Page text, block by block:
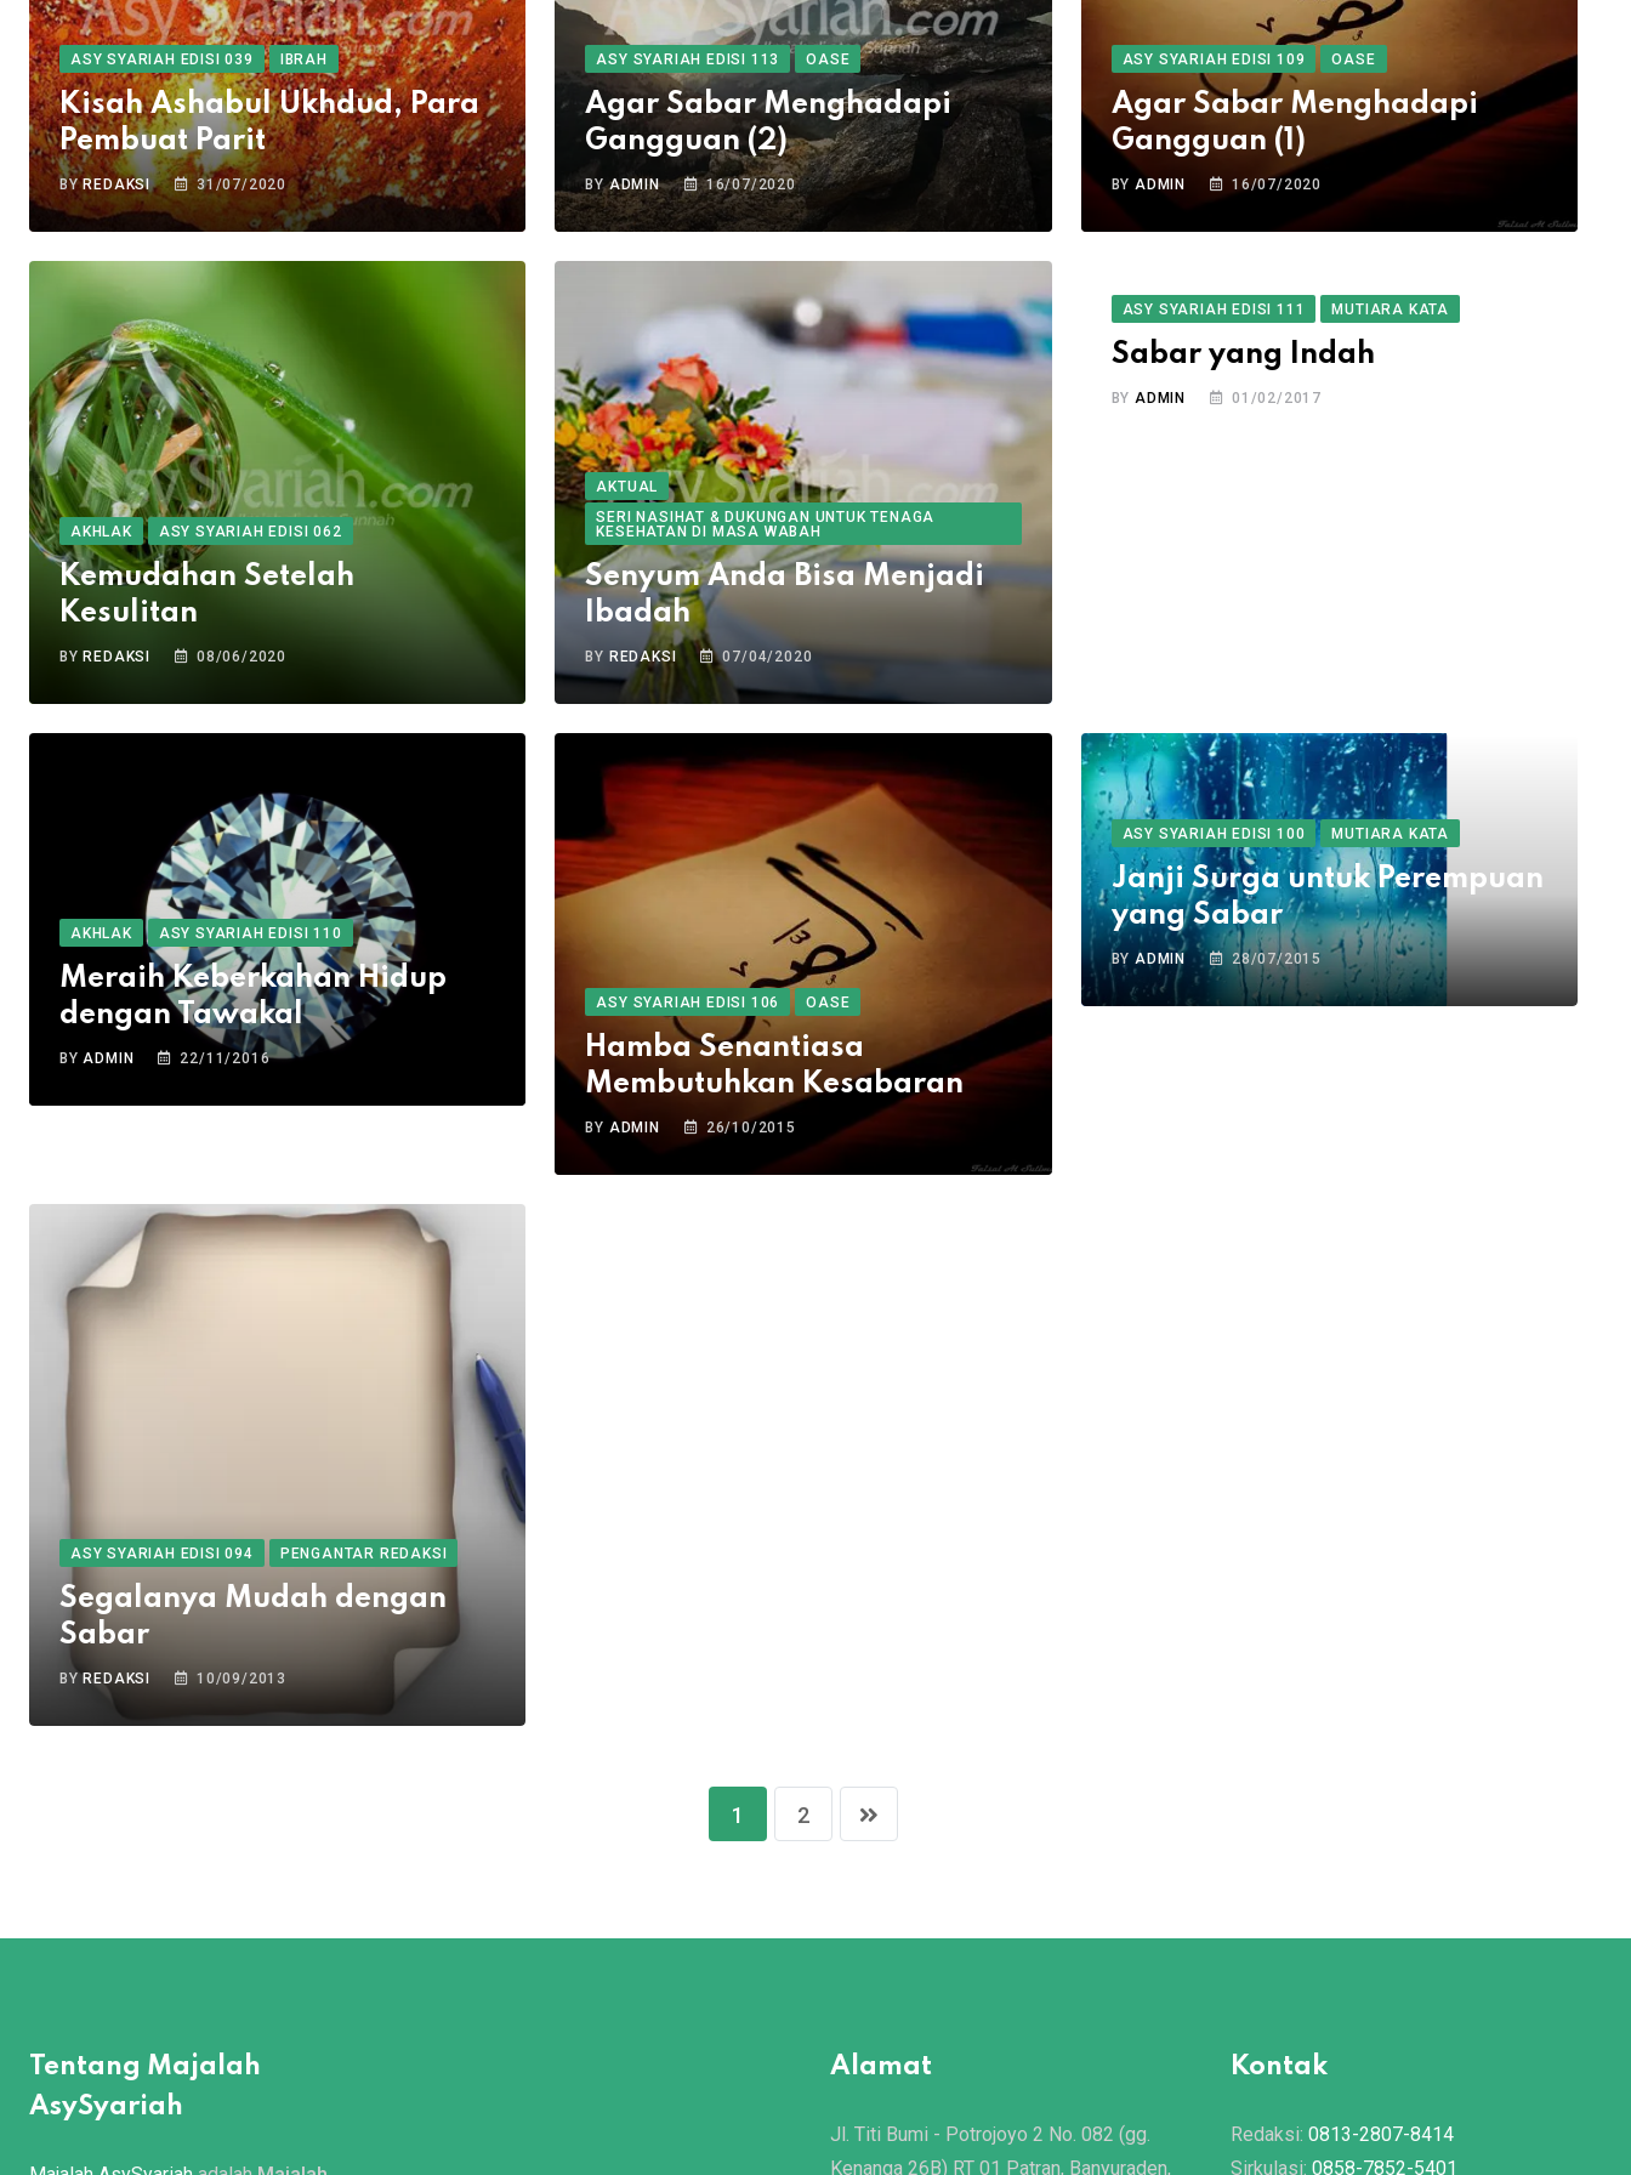
ASY SYARIAH EDISI 039 IBRAH
Kisah Ashabul Ukhdud, Para
Pembuat Parit
BYREDAKSI 31/07/2020
ASY SYARIAH EDISI 113 OASE
Agar Sabar Menghadapi
Gangguan (2)
BYADMIN 16/07/2020
ASY SYARIAH EDISI 109 OASE
Agar Sabar Menghadapi
Gangguan (1)
BYADMIN 16/07/2020
AKHLAK ASY SYARIAH EDISI 062
Kemudahan Setelah
Kesulitan
BYREDAKSI 08/06/2020
AKTUAL
SERI NASIHAT & DUKUNGAN UNTUK TENAGA
KESEHATAN DI MASA WABAH
Senyum Anda Bisa Menjadi
Ibadah
BY REDAKSI 07/04/2020
ASY SYARIAH EDISI 111 MUTIARA KATA
Sabar yang Indah
BYADMIN 01/02/2017
AKHLAK ASY SYARIAH EDISI 110
Meraih Keberkahan Hidup
dengan Tawakal
BYADMIN 22/11/2016
ASY SYARIAH EDISI 106 OASE
Hamba Senantiasa
Membutuhkan Kesabaran
BY ADMIN 26/10/2015
ASY SYARIAH EDISI 100 MUTIARA KATA
Janji Surga untuk Perempuan
yang Sabar
BY ADMIN 28/07/2015
ASY SYARIAH EDISI 094 PENGANTAR REDAKSI
Segalanya Mudah dengan
Sabar
BY REDAKSI 10/09/2013
1 2
Tentang Majalah
AsySyariah
Alamat
Jl. Titi Bumi - Potrojoyo 2 No. 082 (gg.
Kenanga 26B) RT 01 Patran, Banyuraden,
Kontak
Redaksi: 0813-2807-8414
Sirkulasi: 0858-7852-5401